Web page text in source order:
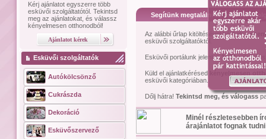
Kérj ajánlatot egyszerre több
esküvői szolgáltatótól. Tekintsd
meg az ajánlatokat, és válassz
kényelmesen otthonodból!
Esküvői szolgáltatók
Autókölcsönző
Cukrászda
Dekoráció
Esküvőszervező
Segítünk megtalálni az esküvői
Az alábbi űrlap kitöltésével kérhetsz
esküvői szolgáltatóktól.
Esküvői portálunk jelenleg 1474esküvői
Küld el ajánlatkérésed
esküvői kategóriában.
Dőlj hátra! Tekintsd meg, és válogass
Minél részletesebben
árajánlatot fognak